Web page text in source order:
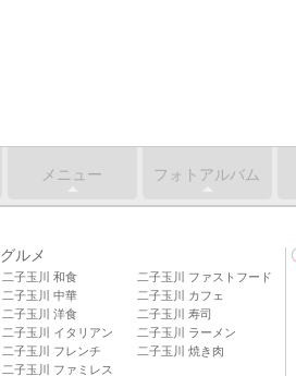
メニュー フォトアルバム
グルメ
二子玉川 和食
二子玉川 中華
二子玉川 洋食
二子玉川 イタリアン
二子玉川 フレンチ
二子玉川 ファミレス
二子玉川 ファストフード
二子玉川 カフェ
二子玉川 寿司
二子玉川 ラーメン
二子玉川 焼き肉